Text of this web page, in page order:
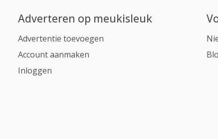
Adverteren op meukisleuk
Advertentie toevoegen
Account aanmaken
Inloggen